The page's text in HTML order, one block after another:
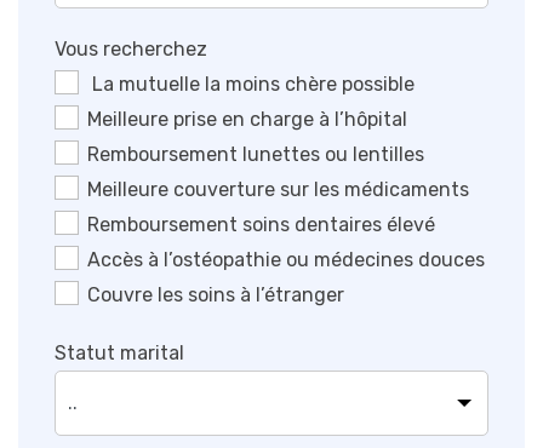
Vous recherchez
La mutuelle la moins chère possible
Meilleure prise en charge à l’hôpital
Remboursement lunettes ou lentilles
Meilleure couverture sur les médicaments
Remboursement soins dentaires élevé
Accès à l’ostéopathie ou médecines douces
Couvre les soins à l’étranger
Statut marital